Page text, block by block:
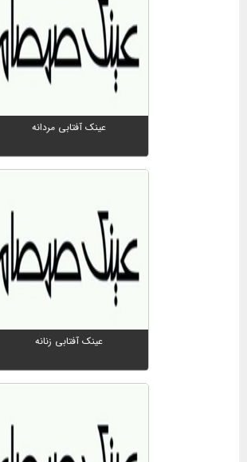
عینک آفتابی مردانه
عینک آفتابی زنانه